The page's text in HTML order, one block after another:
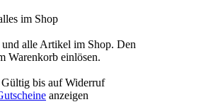
im Shop
alle Artikel im Shop. Den
Warenkorb einlösen.
Gültig bis auf Widerruf
anzeigen